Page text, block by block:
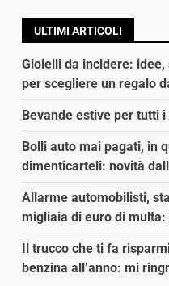
ULTIMI ARTICOLI
Gioielli da incidere:
per scegliere un regalo
Bevande estive per tutti
Bolli auto mai pagati, in
dimenticarteli: novità
Allarme automobilisti,
migliaia di euro di
Il trucco che ti fa
benzina all’anno: mi